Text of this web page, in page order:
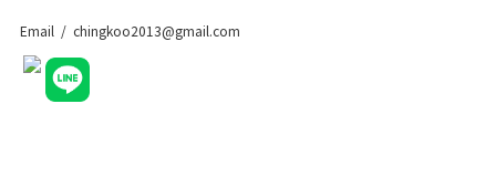
Email / chingkoo2013@gmail.com